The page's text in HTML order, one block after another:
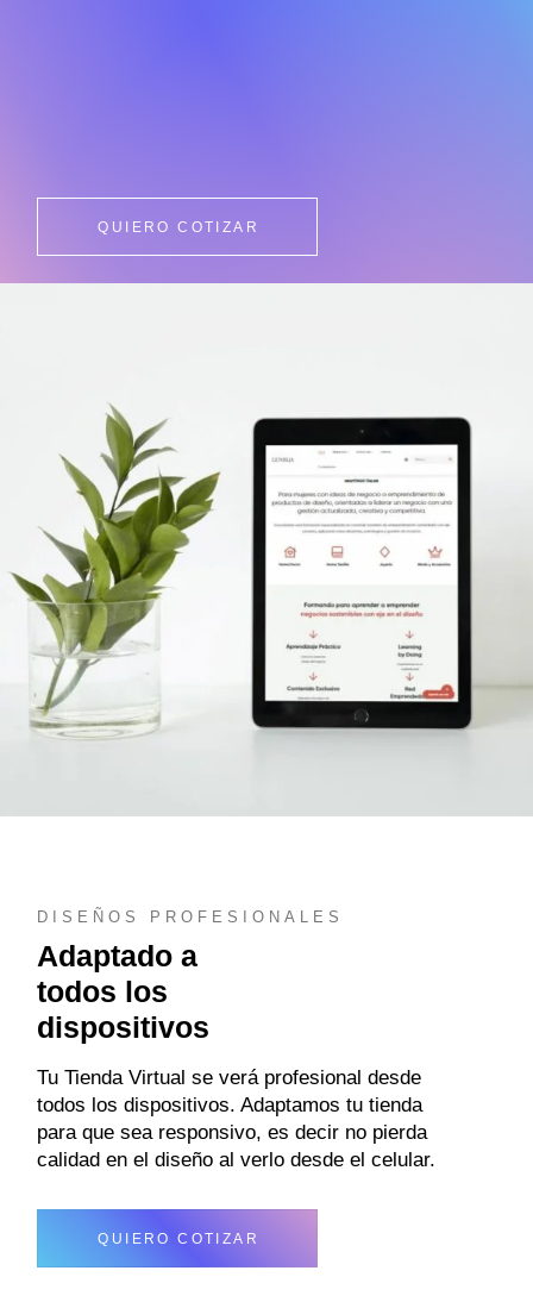
QUIERO COTIZAR
DISEÑOS PROFESIONALES
Adaptado a
todos los
dispositivos
Tu Tienda Virtual se verá profesional desde
todos los dispositivos. Adaptamos tu tienda
para que sea responsivo, es decir no pierda
calidad en el diseño al verlo desde el celular.
QUIERO COTIZAR